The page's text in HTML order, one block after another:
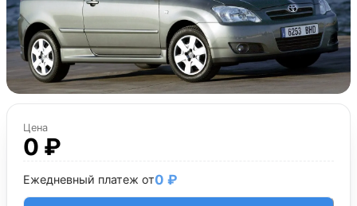
Цена
0 ₽
Ежедневный платеж от0 ₽